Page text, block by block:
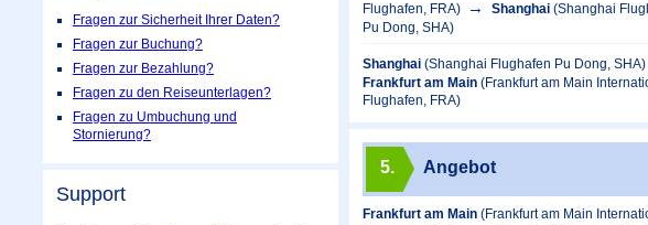
Flughafen, FRA)
Shanghai (Shanghai
Pu Dong, SHA)
Shanghai (Shanghai Flughafen Pu Dong, SHA)
Frankfurt am Main (Frankfurt am Main
Flughafen, FRA)
5. Angebot
Frankfurt am Main (Frankfurt am Main
Fragen zur Sicherheit Ihrer Daten?
Fragen zur Buchung?
Fragen zur Bezahlung?
Fragen zu den Reiseunterlagen?
Fragen zu Umbuchung und
Stornierung?
Support